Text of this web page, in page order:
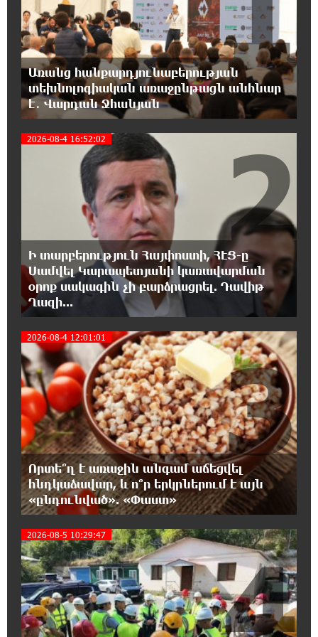
ունեցող անձանց միջազգային մարզական
փառատոն
18:02:58 8-08-2026
Դմիտրի Մեդվեդև. Արևմուտքի
քաղաքականությունը Հայաստանի
նկատմամբ կրկնում է վրացական սցենարը
17:36:59 8-08-2026
Ադրբեջանցիների բնակեցումը
Հայաստանում լուրջ վտանգներ է
պարունակում. Ավետիք Չալաբյան
17:28:45 8-08-2026
«Հայաքվե»-ի հայտարարությունից հետո
WCC-ն արձագանքել է Հայ Եկեղեցու շուրջ
ստեղծված իրավիճակին
16:58:38 8-08-2026
IDBank-ը զգուշացնում է հյուրանոցների
ամրագրման հետ կապված զեղծարարությունների մասին
16:29:54 8-08-2026
Մհեր Անանյանն ընդգրկվել է Յունիբանկի
Վարչության կազմում
16:05:54 8-08-2026
«Սմայլ Սվիթ»-ի զարգացման ճանապարհը
Կոնվերս Բանկի գործընկերությամբ
15:33:02 8-08-2026
Ինչպես է ՔՊ-ն «հարգում» ժողովրդի քվեն.
Մարիաննա Ղահրամանյան
15:21:17 8-08-2026
Ընդդիմությունը պետք է օր առաջ
համախմբվի այս ծանր իրավիճակից դուրս
Առանց հանքարդյունաբերության
տեխնոլոգիական առաջընթացն անհնար
է․ Վարդան Ջհանյան
2026-08-4 16:52:02
Ի տարբերություն Հայփոստի, ՀԷՑ-ը
Սամվել Կարապետյանի կառավարման
օրոք սակագին չի բարձրացրել. Դավիթ
Ղազի...
2
2026-08-4 12:01:01
Որտե՞ղ է առաջին անգամ աճեցվել
հնդկաձավար, և ո՞ր երկրներում է այն
«ընդունված». «Փաստ»
3
2026-08-5 10:29:47
4